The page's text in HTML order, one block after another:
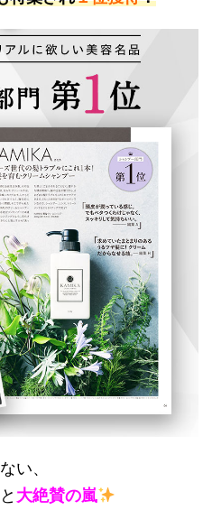
い、
大絶賛の嵐